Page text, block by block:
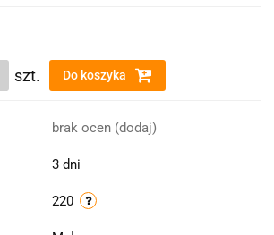
szt. Do koszyka
brak ocen (dodaj)
3 dni
220